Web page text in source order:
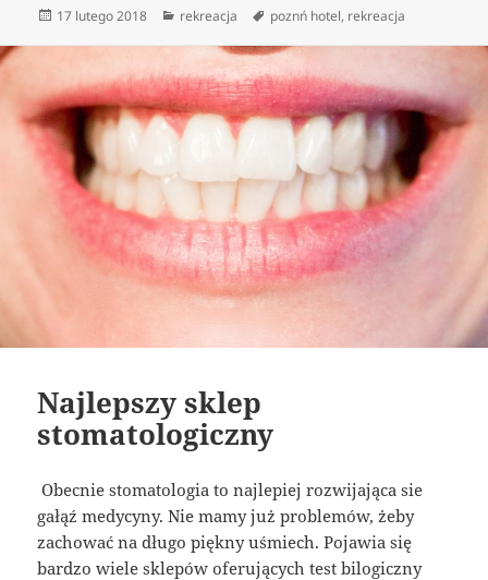
Data
17 lutego 2018 Kategorie
rekreacja Tagi
poznń hotel, rekreacja
Najlepszy sklep
stomatologiczny
Obecnie stomatologia to najlepiej rozwijająca sie
gałąź medycyny. Nie mamy już problemów, żeby
zachować na długo piękny uśmiech. Pojawia się
bardzo wiele sklepów oferujących test bilogiczny